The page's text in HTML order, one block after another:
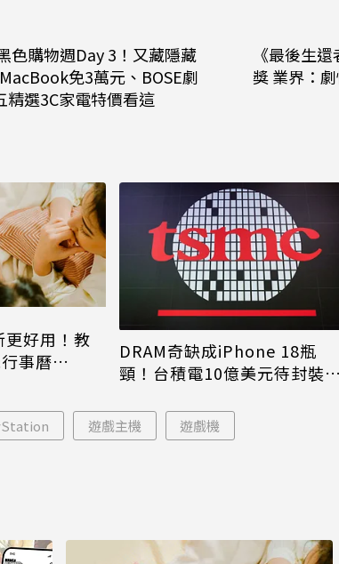
色購物週Day 3！又藏隱藏
免3萬元、BOSE劇
精選3C家電特價看這
《最後生
獎 業界：
更好用！教
事曆
DRAM奇缺成iPhone 18瓶
頸！台積電10億美元待封裝晶
遊戲主機 遊戲機